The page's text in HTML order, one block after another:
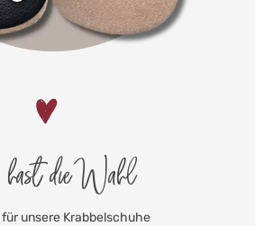
die Wahl
unsere Krabbelschuhe